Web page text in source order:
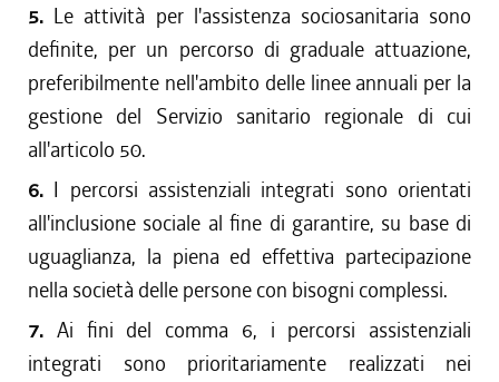
5. Le attività per l'assistenza sociosanitaria sono
definite, per un percorso di graduale attuazione,
preferibilmente nell'ambito delle linee annuali per la
gestione del Servizio sanitario regionale di cui
all'articolo 50.
6. I percorsi assistenziali integrati sono orientati
all'inclusione sociale al fine di garantire, su base di
uguaglianza, la piena ed effettiva partecipazione
nella società delle persone con bisogni complessi.
7. Ai fini del comma 6, i percorsi assistenziali
integrati sono prioritariamente realizzati nei